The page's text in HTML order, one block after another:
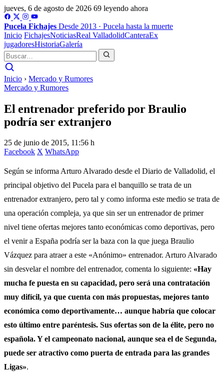
jueves, 6 de agosto de 2026 69 leyendo ahora
Pucela Fichajes Desde 2013 · Pucela hasta la muerte
Inicio FichajesNoticiasReal ValladolidCanteraEx
jugadoresHistoriaGalería
Inicio › Mercado y Rumores
Mercado y Rumores
El entrenador preferido por Braulio
podría ser extranjero
25 de junio de 2015, 11:56 h
Facebook X WhatsApp
Según se informa Arturo Alvarado desde el Diario de Valladolid, el
principal objetivo del Pucela para el banquillo se trata de un
entrenador extranjero, pero tal y como informa este medio se trata de
una operación compleja, ya que sin ser un entrenador de primer
nivel tiene ofertas mejores tanto económicas como deportivas, pero
el venir a España podría ser la baza con la que juega Braulio
Vázquez para atraer a este «Anónimo» entrenador. Arturo Alvarado
sin desvelar el nombre del entrenador, comenta lo siguiente: «Hay
mucha fe puesta en su capacidad, pero será una contratación
muy difícil, ya que cuenta con más propuestas, mejores tanto
económica como deportivamente… aunque habría que colocar
esto último entre paréntesis. Sus ofertas son de la élite, pero no
española. Y el campeonato nacional, aunque sea el de Segunda,
puede ser atractivo como puerta de entrada para las grandes
Ligas».